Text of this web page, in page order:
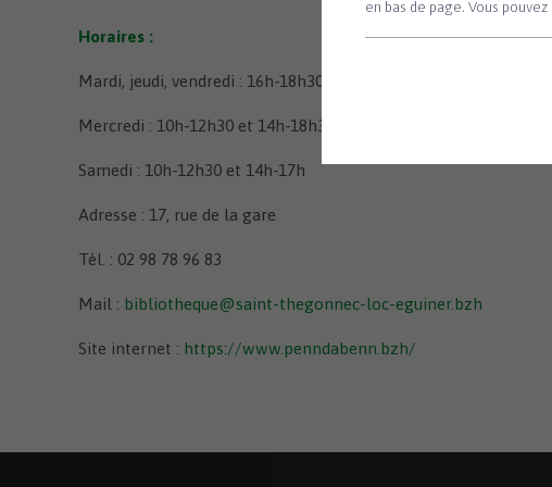
en bas de page. Vous
Horaires :
Mardi, jeudi, vendredi : 16h-18h30
Mercredi : 10h-12h30 et 14h-18h30
Samedi : 10h-12h30 et 14h-17h
Adresse : 17, rue de la gare
Tél. : 02 98 78 96 83
Mail : bibliotheque@saint-thegonnec-loc-eguiner.bzh
Site internet : https://www.penndabenn.bzh/